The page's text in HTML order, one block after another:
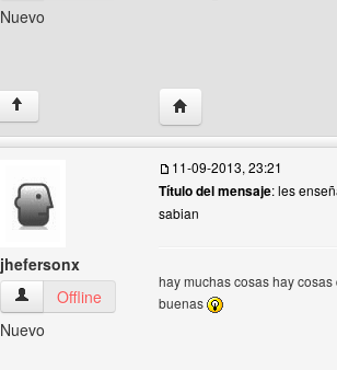
Nuevo
↑ Visitar sitio web del
jhefersonx
jhefersonx Ver perfil del usuario
Offline
Nuevo
11-09-2013, 23:21
Título del mensaje: les
sabian
hay muchas cosas hay
buenas